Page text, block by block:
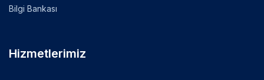
Bilgi Bankası
Hizmetlerimiz